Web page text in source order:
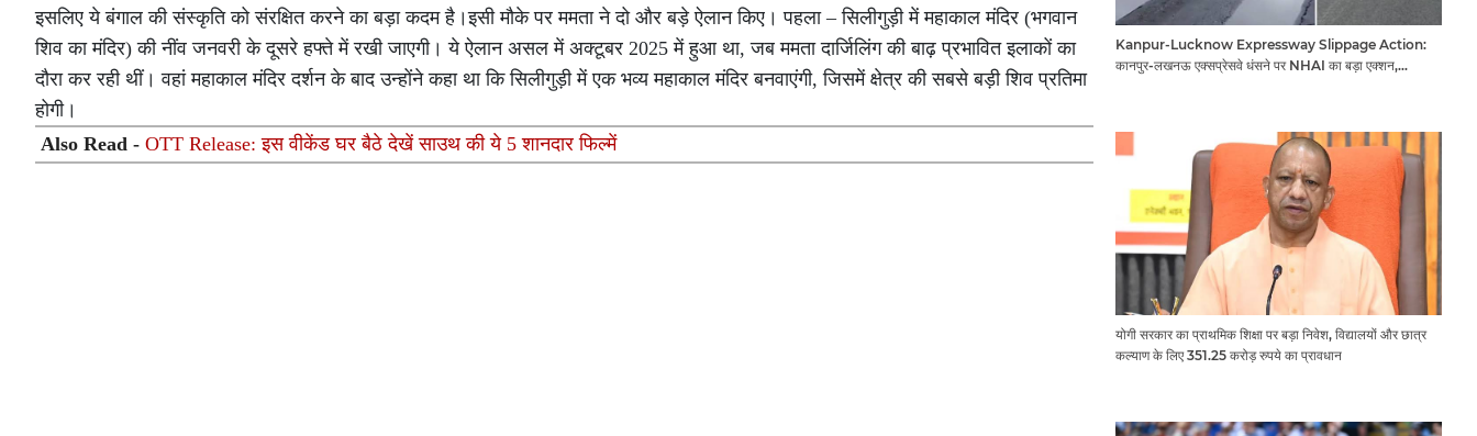
इसलिए ये बंगाल की संस्कृति को संरक्षित करने का बड़ा कदम है।इसी मौके पर ममता ने दो और बड़े ऐलान किए। पहला – सिलीगुड़ी में महाकाल मंदिर (भगवान
शिव का मंदिर) की नींव जनवरी के दूसरे हफ्ते में रखी जाएगी। ये ऐलान असल में अक्टूबर 2025 में हुआ था, जब ममता दार्जिलिंग की बाढ़ प्रभावित इलाकों का
दौरा कर रही थीं। वहां महाकाल मंदिर दर्शन के बाद उन्होंने कहा था कि सिलीगुड़ी में एक भव्य महाकाल मंदिर बनवाएंगी, जिसमें क्षेत्र की सबसे बड़ी शिव प्रतिमा
होगी।
Also Read - OTT Release: इस वीकेंड घर बैठे देखें साउथ की ये 5 शानदार फिल्में
Kanpur-Lucknow Expressway Slippage Action:
कानपुर-लखनऊ एक्सप्रेसवे धंसने पर NHAI का बड़ा एक्शन,
योगी सरकार का प्राथमिक शिक्षा पर बड़ा निवेश, विद्यालयों और छात्र
कल्याण के लिए 351.25 करोड़ रुपये का प्रावधान